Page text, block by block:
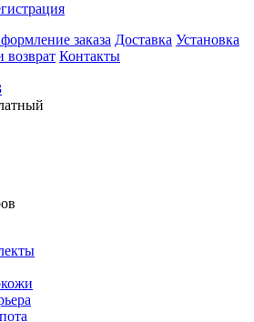
заказа Доставка Установка
возврат Контакты